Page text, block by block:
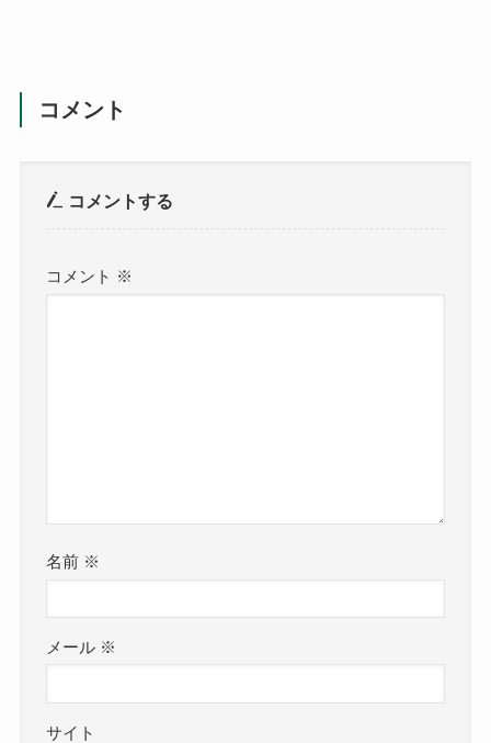
コメント
コメントする
コメント ※
名前 ※
メール ※
サイト